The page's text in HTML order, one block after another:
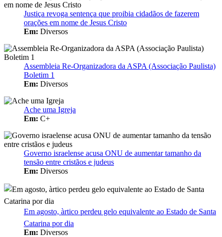
Justiça revoga sentença que proibia cidadãos de fazerem
orações em nome de Jesus Cristo
Em: Diversos
Assembleia Re-Organizadora da ASPA (Associação Paulista)
Boletim 1
Em: Diversos
Ache uma Igreja
Em: C+
Governo israelense acusa ONU de aumentar tamanho da
tensão entre cristãos e judeus
Em: Diversos
Em agosto, àrtico perdeu gelo equivalente ao Estado de Santa
Catarina por dia
Em: Diversos